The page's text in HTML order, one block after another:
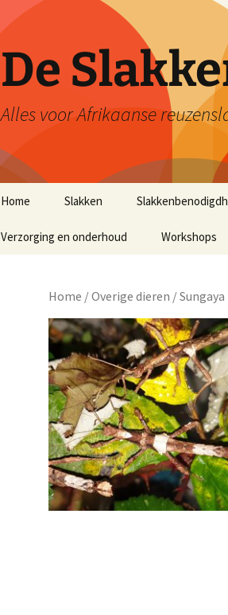
De
Alles voor Afrikaanse
Home Slakken
Verzorging en onderhoud Workshops
Home /Overige dieren /